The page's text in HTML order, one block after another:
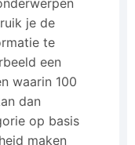
je de
te
een
waarin 100
dan
op basis
maken